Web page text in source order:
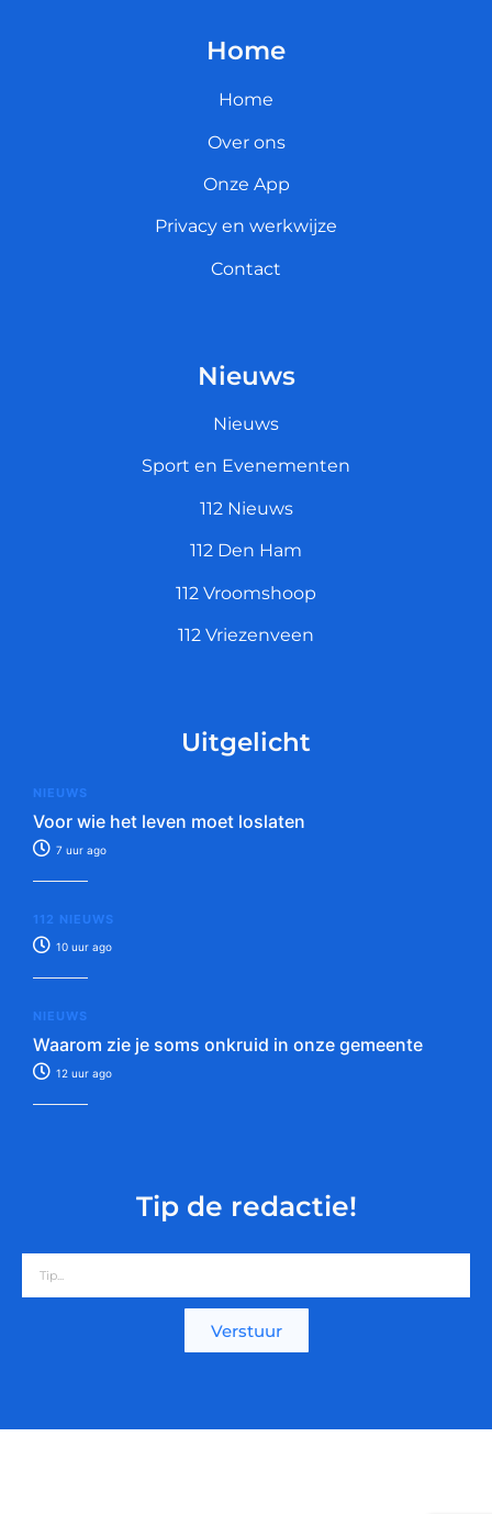
Home
Home
Over ons
Onze App
Privacy en werkwijze
Contact
Nieuws
Nieuws
Sport en Evenementen
112 Nieuws
112 Den Ham
112 Vroomshoop
112 Vriezenveen
Uitgelicht
NIEUWS
Voor wie het leven moet loslaten
7 uur ago
112 NIEUWS
10 uur ago
NIEUWS
Waarom zie je soms onkruid in onze gemeente
12 uur ago
Tip de redactie!
Verstuur